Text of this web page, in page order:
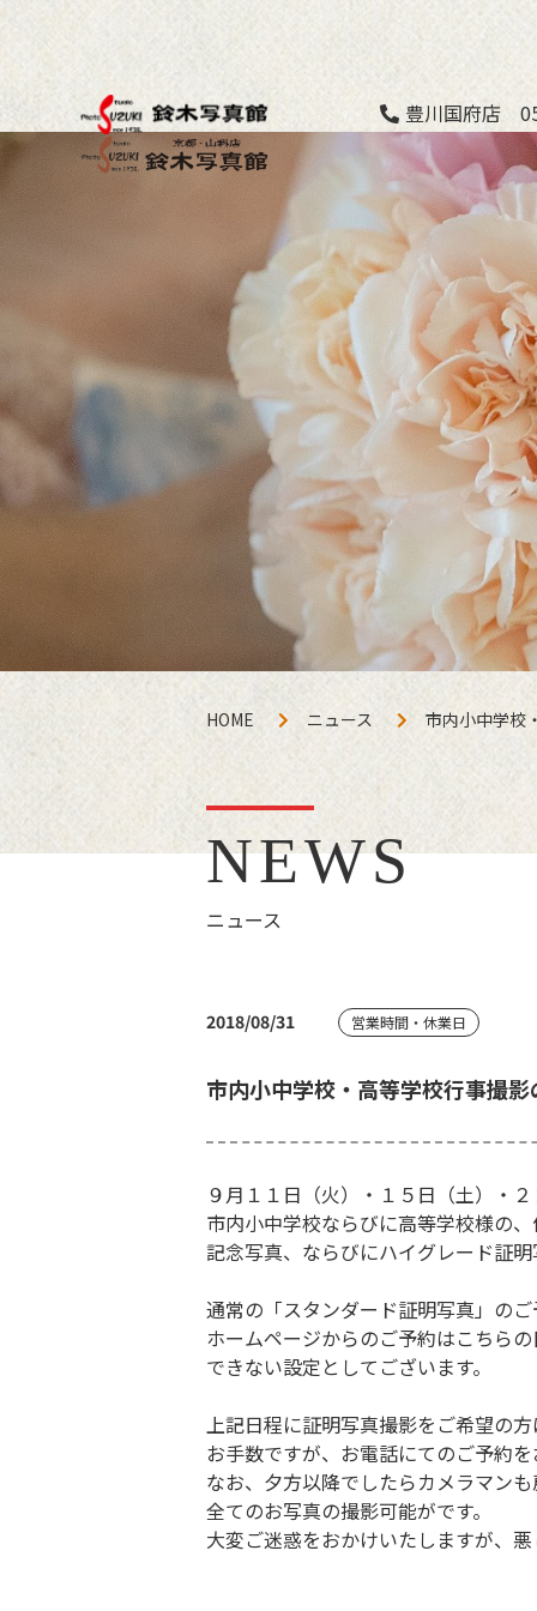
豊川国府店
HOME ニュース 市内小中学校
NEWS
ニュース
2018/08/31 営業時間・休業日
市内小中学校・高等学校行事撮
９月１１日（火）・１５日（土）・
市内小中学校ならびに高等学校様の
記念写真、ならびにハイグレード証
通常の「スタンダード証明写真」の
ホームページからのご予約はこちら
できない設定としてございます。
上記日程に証明写真撮影をご希望の
お手数ですが、お電話にてのご予約
なお、夕方以降でしたらカメラマン
全てのお写真の撮影可能がです。
大変ご迷惑をおかけいたしますが、